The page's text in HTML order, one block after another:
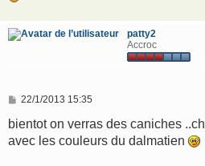
patty2
Accroc
M
s
a
22/1/2013 15:35
bientot on verras des caniches
avec les couleurs du dalmatien